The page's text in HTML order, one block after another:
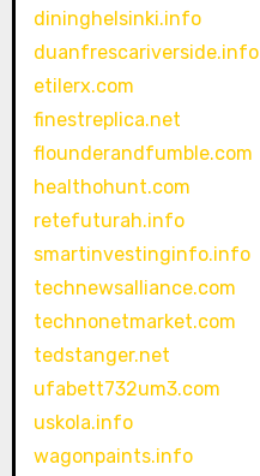
dininghelsinki.info
duanfrescariverside.info
etilerx.com
finestreplica.net
flounderandfumble.com
healthohunt.com
retefuturah.info
smartinvestinginfo.info
technewsalliance.com
technonetmarket.com
tedstanger.net
ufabett732um3.com
uskola.info
wagonpaints.info